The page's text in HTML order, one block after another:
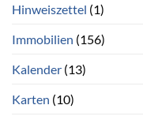
Hinweiszettel (1)
Immobilien (156)
Kalender (13)
Karten (10)